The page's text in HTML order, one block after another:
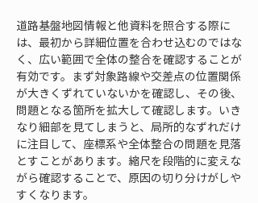
道路基盤地図情報と他資料を照合する際に
は、最初から詳細位置を合わせ込むのではな
く、広い範囲で全体の整合を確認することが
有効です。まず対象路線や交差点の位置関係
が大きくずれていないかを確認し、その後、
問題となる箇所を拡大して確認します。いき
なり細部を見てしまうと、局所的なずれだけ
に注目して、座標系や全体整合の問題を見落
とすことがあります。縮尺を段階的に変えな
がら確認することで、原因の切り分けがしや
すくなります。